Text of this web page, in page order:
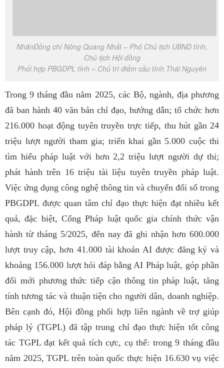
NhãnĐồng chí Nông Quang Nhất – Phó Chủ tịch UBND tỉnh,
Chủ tịch Hội đồng
Phối hợp PBGDPL tỉnh – Chủ trì điểm cầu tỉnh Thái Nguyên
Trong 9 thángđầunăm 2025, các Bộ, ngành, địa phương
đã ban hành 40 văn bản chỉ đạo, hướng dẫn; tổ chức hơn
216.000 hoạt động tuyên truyền trực tiếp, thu hút gần 24
triệu lượt người tham gia; triển khai gần 5.000 cuộc thi
tìm hiểu pháp luật với hơn 2,2 triệu lượt người dự thi;
phát hành trên 16 triệu tài liệu tuyên truyền pháp luật.
Việc ứng dụng công nghệ thông tin và chuyển đổi số trong
PBGDPL được quan tâm chỉ đạo thực hiện đạt nhiều kết
quả, đặc biệt, Cổng Pháp luật quốc gia chính thức vận
hành từ tháng 5/2025, đến nay đã ghi nhận hơn 600.000
lượt truy cập, hơn 41.000 tài khoản AI được đăng ký và
khoảng 156.000 lượt hỏi đáp bằng AI Pháp luật, góp phần
đổi mới phương thức tiếp cận thông tin pháp luật, tăng
tính tương tác và thuận tiện cho người dân, doanh nghiệp.
Bên cạnh đó, Hội đồng phối hợp liên ngành về trợ giúp
pháp lý (TGPL) đã tập trung chỉ đạo thực hiện tốt công
tác TGPL đạt kết quả tích cực, cụ thể: trong 9 tháng đầu
năm 2025, TGPL trên toàn quốc thực hiện 16.630 vụ việc